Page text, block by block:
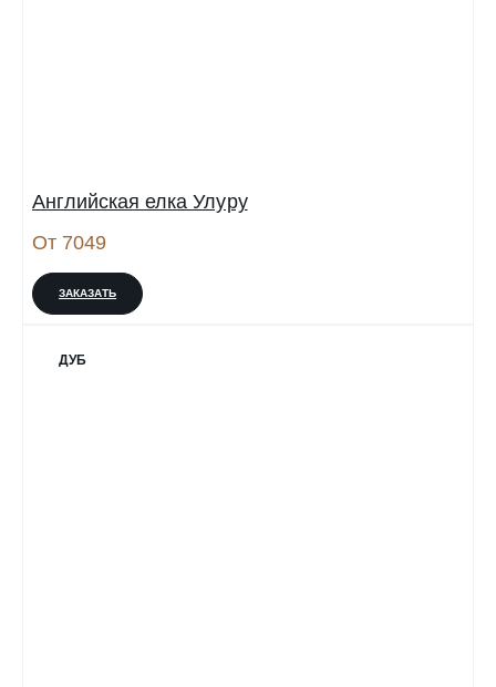
Английская елка Улуру
От 7049
ЗАКАЗАТЬ
ДУБ